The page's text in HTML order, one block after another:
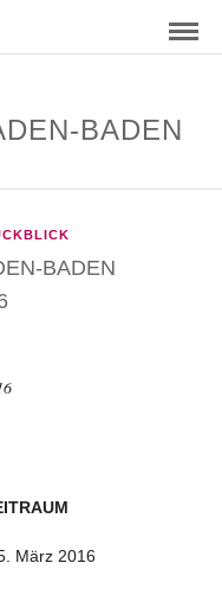
BADEN
BADEN
März 2016